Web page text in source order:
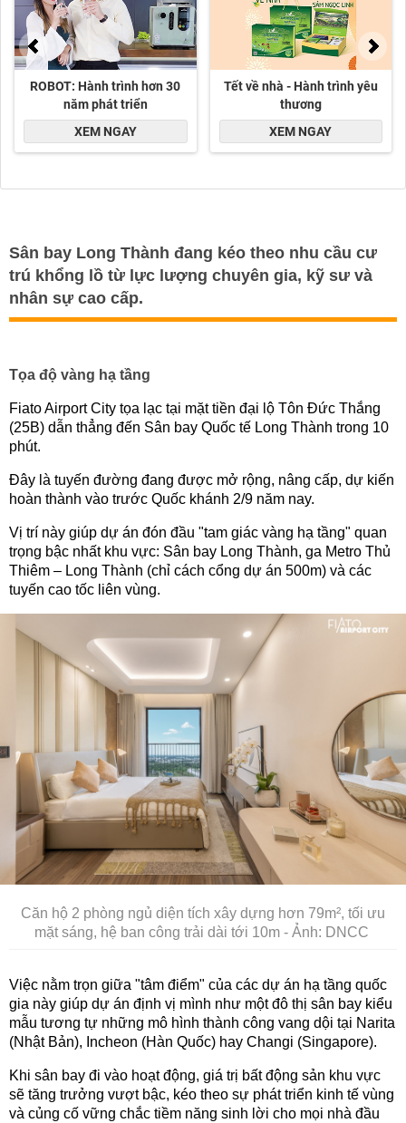
Sân bay Long Thành đang kéo theo nhu cầu cư
trú khổng lồ từ lực lượng chuyên gia, kỹ sư và
nhân sự cao cấp.
Tọa độ vàng hạ tầng
Fiato Airport City tọa lạc tại mặt tiền đại lộ Tôn Đức Thắng
(25B) dẫn thẳng đến Sân bay Quốc tế Long Thành trong 10
phút.
Đây là tuyến đường đang được mở rộng, nâng cấp, dự kiến
hoàn thành vào trước Quốc khánh 2/9 năm nay.
Vị trí này giúp dự án đón đầu "tam giác vàng hạ tầng" quan
trọng bậc nhất khu vực: Sân bay Long Thành, ga Metro Thủ
Thiêm – Long Thành (chỉ cách cổng dự án 500m) và các
tuyến cao tốc liên vùng.
Căn hộ 2 phòng ngủ diện tích xây dựng hơn 79m², tối ưu
mặt sáng, hệ ban công trải dài tới 10m - Ảnh: DNCC
Việc nằm trọn giữa "tâm điểm" của các dự án hạ tầng quốc
gia này giúp dự án định vị mình như một đô thị sân bay kiểu
mẫu tương tự những mô hình thành công vang dội tại Narita
(Nhật Bản), Incheon (Hàn Quốc) hay Changi (Singapore).
Khi sân bay đi vào hoạt động, giá trị bất động sản khu vực
sẽ tăng trưởng vượt bậc, kéo theo sự phát triển kinh tế vùng
và củng cố vững chắc tiềm năng sinh lời cho mọi nhà đầu